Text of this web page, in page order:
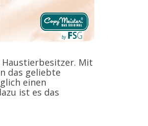
Mit
das geliebte
einen
ist es das